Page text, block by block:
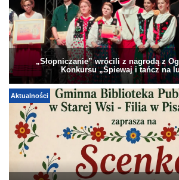
„Słopniczanie” wrócili z nagrodą z
Konkursu „Śpiewaj i tańcz na
Aktualności